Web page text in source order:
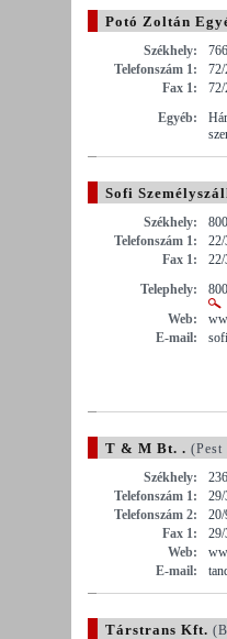
Potó Zoltán
Székhely:
Telefonszám 1:
Fax 1:
Egyéb:
Sofi
Székhely:
Telefonszám 1:
Fax 1:
Telephely:
Web:
E-mail:
T & M Bt. . (Pest
Székhely:
Telefonszám 1:
Telefonszám 2:
Fax 1:
Web:
E-mail:
Társtrans Kft.